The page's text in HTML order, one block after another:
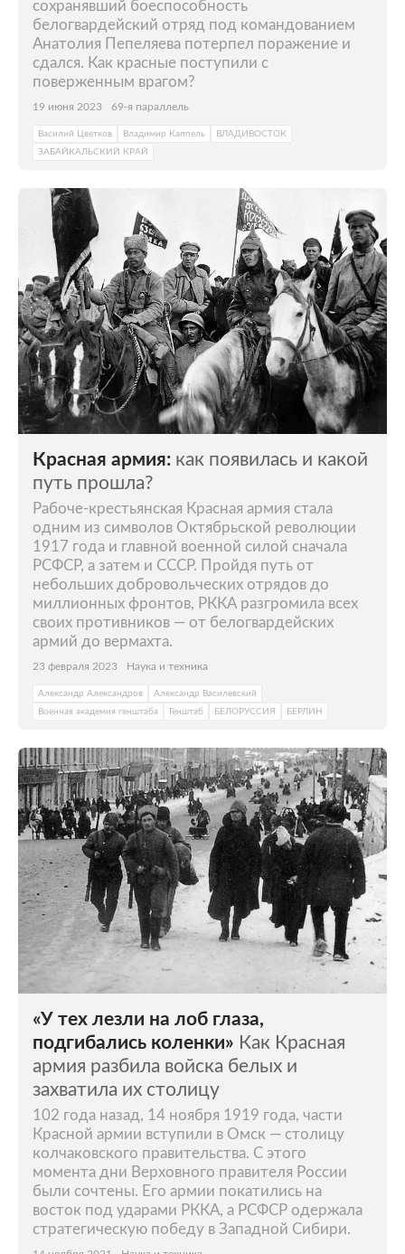
сохранявший боеспособность
белогвардейский отряд под командованием
Анатолия Пепеляева потерпел поражение и
сдался. Как красные поступили с
поверженным врагом?
19 июня 2023 69-я параллель
Василий Цветков Владимир Каппель
ВЛАДИВОСТОК
ЗАБАЙКАЛЬСКИЙ КРАЙ
Красная армия: как появилась и какой
путь прошла?
Рабоче-крестьянская Красная армия стала
одним из символов Октябрьской революции
1917 года и главной военной силой сначала
РСФСР, а затем и СССР. Пройдя путь от
небольших добровольческих отрядов до
миллионных фронтов, РККА разгромила всех
своих противников — от белогвардейских
армий до вермахта.
23 февраля 2023 Наука и техника
Александр Александров
Александр Василевский
Военная академия генштаба
Генштаб БЕЛОРУССИЯ БЕРЛИН
«У тех лезли на лоб глаза,
подгибались коленки» Как Красная
армия разбила войска белых и
захватила их столицу
102 года назад, 14 ноября 1919 года, части
Красной армии вступили в Омск — столицу
колчаковского правительства. С этого
момента дни Верховного правителя России
были сочтены. Его армии покатились на
восток под ударами РККА, а РСФСР одержала
стратегическую победу в Западной Сибири.